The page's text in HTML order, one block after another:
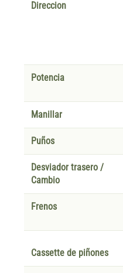
Direccion
Potencia
Manillar
Puños
Desviador trasero /
Cambio
Frenos
Cassette de piñones